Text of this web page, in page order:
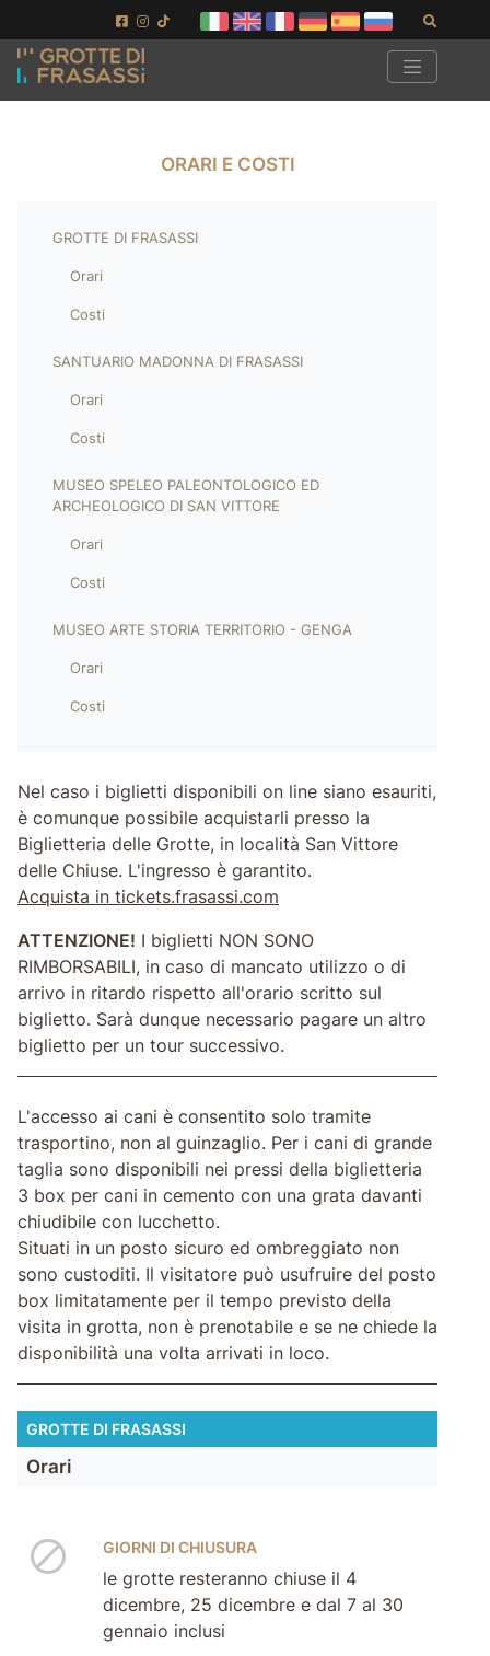
Vai ai contenuti della pagina
Vai al pié di pagina
ORARI E COSTI
GROTTE DI FRASASSI
Orari
Costi
SANTUARIO MADONNA DI FRASASSI
Orari
Costi
MUSEO SPELEO PALEONTOLOGICO ED
ARCHEOLOGICO DI SAN VITTORE
Orari
Costi
MUSEO ARTE STORIA TERRITORIO - GENGA
Orari
Costi
Nel caso i biglietti disponibili on line siano esauriti,
è comunque possibile acquistarli presso la
Biglietteria delle Grotte, in località San Vittore
delle Chiuse. L'ingresso è garantito.
Acquista in tickets.frasassi.com
ATTENZIONE! I biglietti NON SONO
RIMBORSABILI, in caso di mancato utilizzo o di
arrivo in ritardo rispetto all'orario scritto sul
biglietto. Sarà dunque necessario pagare un altro
biglietto per un tour successivo.
L'accesso ai cani è consentito solo tramite
trasportino, non al guinzaglio. Per i cani di grande
taglia sono disponibili nei pressi della biglietteria
3 box per cani in cemento con una grata davanti
chiudibile con lucchetto.
Situati in un posto sicuro ed ombreggiato non
sono custoditi. Il visitatore può usufruire del posto
box limitatamente per il tempo previsto della
visita in grotta, non è prenotabile e se ne chiede la
disponibilità una volta arrivati in loco.
GROTTE DI FRASASSI
Orari
GIORNI DI CHIUSURA
le grotte resteranno chiuse il 4
dicembre, 25 dicembre e dal 7 al 30
gennaio inclusi